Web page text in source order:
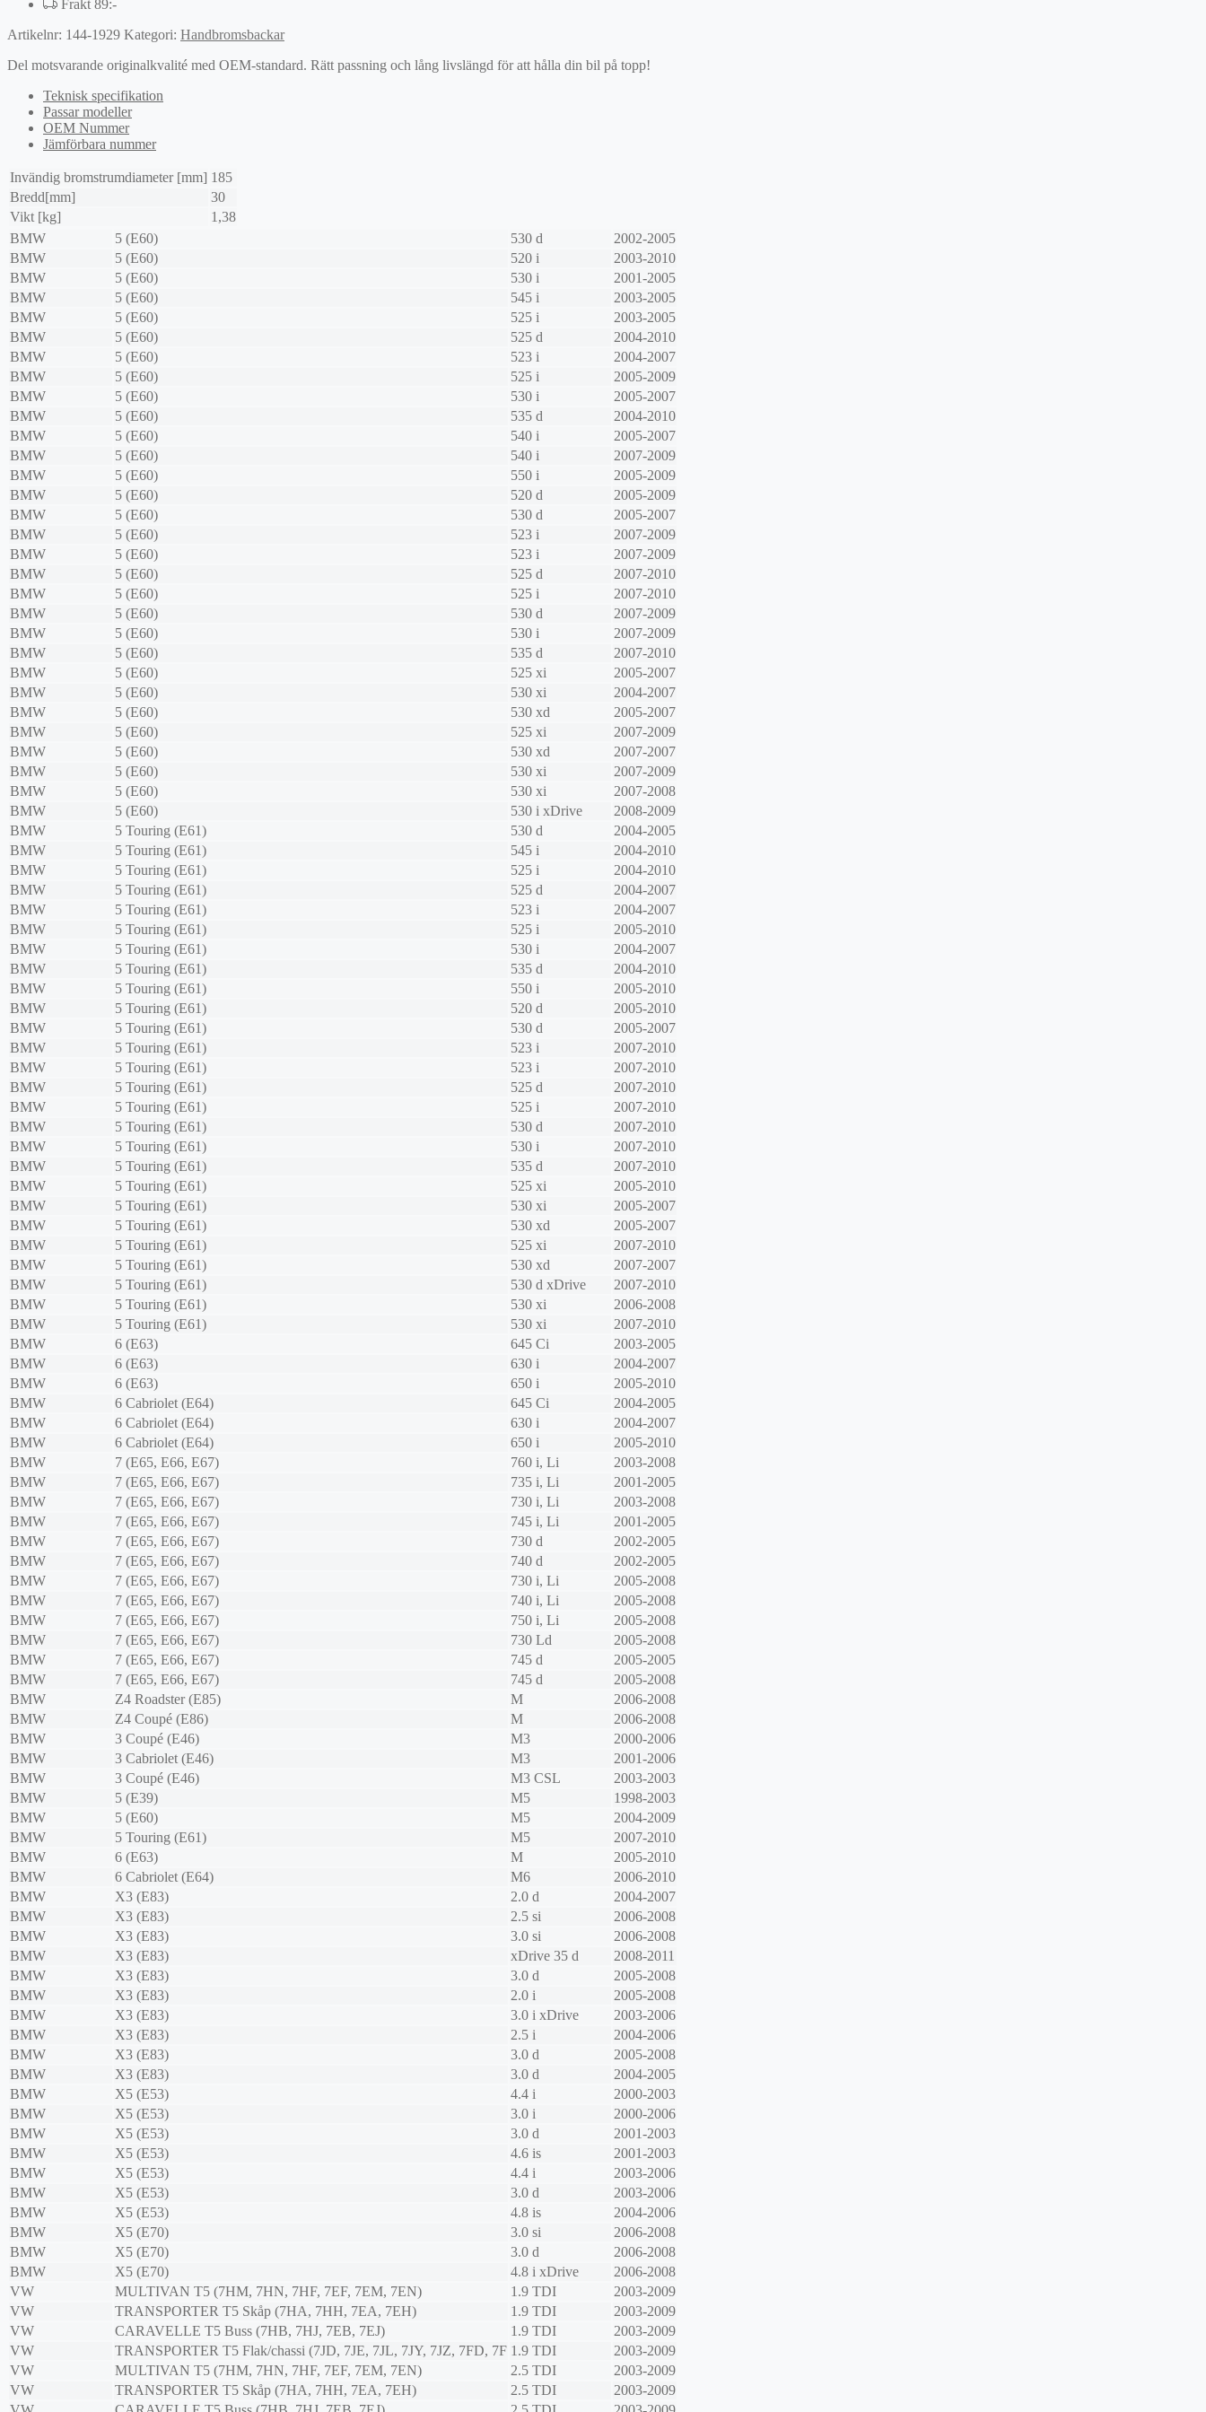
Frakt 89:-
Artikelnr: 144-1929 Kategori: Handbromsbackar
Del motsvarande originalkvalité med OEM-standard. Rätt passning och lång livslängd för att hålla din bil på topp!
Teknisk specifikation
Passar modeller
OEM Nummer
Jämförbara nummer
Invändig bromstrumdiameter [mm] 185
Bredd[mm]
30
Vikt [kg]
1,38
BMW
5 (E60) 530 d
2002-2005
BMW
5 (E60) 520 i
2003-2010
BMW
5 (E60) 530 i
2001-2005
BMW
5 (E60) 545 i
2003-2005
BMW
5 (E60) 525 i
2003-2005
BMW
5 (E60) 525 d
2004-2010
BMW
5 (E60) 523 i
2004-2007
BMW
5 (E60) 525 i
2005-2009
BMW
5 (E60) 530 i
2005-2007
BMW
5 (E60) 535 d
2004-2010
BMW
5 (E60) 540 i
2005-2007
BMW
5 (E60) 540 i
2007-2009
BMW
5 (E60) 550 i
2005-2009
BMW
5 (E60) 520 d
2005-2009
BMW
5 (E60) 530 d
2005-2007
BMW
5 (E60) 523 i
2007-2009
BMW
5 (E60) 523 i
2007-2009
BMW
5 (E60) 525 d
2007-2010
BMW
5 (E60) 525 i
2007-2010
BMW
5 (E60) 530 d
2007-2009
BMW
5 (E60) 530 i
2007-2009
BMW
5 (E60) 535 d
2007-2010
BMW
5 (E60) 525 xi
2005-2007
BMW
5 (E60) 530 xi
2004-2007
BMW
5 (E60) 530 xd
2005-2007
BMW
5 (E60) 525 xi
2007-2009
BMW
5 (E60) 530 xd
2007-2007
BMW
5 (E60) 530 xi
2007-2009
BMW
5 (E60) 530 xi
2007-2008
BMW
5 (E60) 530 i xDrive
2008-2009
BMW
5 Touring (E61) 530 d
2004-2005
BMW
5 Touring (E61) 545 i
2004-2010
BMW
5 Touring (E61) 525 i
2004-2010
BMW
5 Touring (E61) 525 d
2004-2007
BMW
5 Touring (E61) 523 i
2004-2007
BMW
5 Touring (E61) 525 i
2005-2010
BMW
5 Touring (E61) 530 i
2004-2007
BMW
5 Touring (E61) 535 d
2004-2010
BMW
5 Touring (E61) 550 i
2005-2010
BMW
5 Touring (E61) 520 d
2005-2010
BMW
5 Touring (E61) 530 d
2005-2007
BMW
5 Touring (E61) 523 i
2007-2010
BMW
5 Touring (E61) 523 i
2007-2010
BMW
5 Touring (E61) 525 d
2007-2010
BMW
5 Touring (E61) 525 i
2007-2010
BMW
5 Touring (E61) 530 d
2007-2010
BMW
5 Touring (E61) 530 i
2007-2010
BMW
5 Touring (E61) 535 d
2007-2010
BMW
5 Touring (E61) 525 xi
2005-2010
BMW
5 Touring (E61) 530 xi
2005-2007
BMW
5 Touring (E61) 530 xd
2005-2007
BMW
5 Touring (E61) 525 xi
2007-2010
BMW
5 Touring (E61) 530 xd
2007-2007
BMW
5 Touring (E61) 530 d xDrive
2007-2010
BMW
5 Touring (E61) 530 xi
2006-2008
BMW
5 Touring (E61) 530 xi
2007-2010
BMW
6 (E63) 645 Ci
2003-2005
BMW
6 (E63) 630 i
2004-2007
BMW
6 (E63) 650 i
2005-2010
BMW
6 Cabriolet (E64) 645 Ci
2004-2005
BMW
6 Cabriolet (E64) 630 i
2004-2007
BMW
6 Cabriolet (E64) 650 i
2005-2010
BMW
7 (E65, E66, E67) 760 i, Li
2003-2008
BMW
7 (E65, E66, E67) 735 i, Li
2001-2005
BMW
7 (E65, E66, E67) 730 i, Li
2003-2008
BMW
7 (E65, E66, E67) 745 i, Li
2001-2005
BMW
7 (E65, E66, E67) 730 d
2002-2005
BMW
7 (E65, E66, E67) 740 d
2002-2005
BMW
7 (E65, E66, E67) 730 i, Li
2005-2008
BMW
7 (E65, E66, E67) 740 i, Li
2005-2008
BMW
7 (E65, E66, E67) 750 i, Li
2005-2008
BMW
7 (E65, E66, E67) 730 Ld
2005-2008
BMW
7 (E65, E66, E67) 745 d
2005-2005
BMW
7 (E65, E66, E67) 745 d
2005-2008
BMW
Z4 Roadster (E85) M
2006-2008
BMW
Z4 Coupé (E86) M
2006-2008
BMW
3 Coupé (E46) M3
2000-2006
BMW
3 Cabriolet (E46) M3
2001-2006
BMW
3 Coupé (E46) M3 CSL
2003-2003
BMW
5 (E39) M5
1998-2003
BMW
5 (E60) M5
2004-2009
BMW
5 Touring (E61) M5
2007-2010
BMW
6 (E63) M
2005-2010
BMW
6 Cabriolet (E64) M6
2006-2010
BMW
X3 (E83) 2.0 d
2004-2007
BMW
X3 (E83) 2.5 si
2006-2008
BMW
X3 (E83) 3.0 si
2006-2008
BMW
X3 (E83) xDrive 35 d
2008-2011
BMW
X3 (E83) 3.0 d
2005-2008
BMW
X3 (E83) 2.0 i
2005-2008
BMW
X3 (E83) 3.0 i xDrive
2003-2006
BMW
X3 (E83) 2.5 i
2004-2006
BMW
X3 (E83) 3.0 d
2005-2008
BMW
X3 (E83) 3.0 d
2004-2005
BMW
X5 (E53) 4.4 i
2000-2003
BMW
X5 (E53) 3.0 i
2000-2006
BMW
X5 (E53) 3.0 d
2001-2003
BMW
X5 (E53) 4.6 is
2001-2003
BMW
X5 (E53) 4.4 i
2003-2006
BMW
X5 (E53) 3.0 d
2003-2006
BMW
X5 (E53) 4.8 is
2004-2006
BMW
X5 (E70) 3.0 si
2006-2008
BMW
X5 (E70) 3.0 d
2006-2008
BMW
X5 (E70) 4.8 i xDrive
2006-2008
VW
MULTIVAN T5 (7HM, 7HN, 7HF, 7EF, 7EM, 7EN) 1.9 TDI
2003-2009
VW
TRANSPORTER T5 Skåp (7HA, 7HH, 7EA, 7EH) 1.9 TDI
2003-2009
VW
CARAVELLE T5 Buss (7HB, 7HJ, 7EB, 7EJ) 1.9 TDI
2003-2009
VW
TRANSPORTER T5 Flak/chassi (7JD, 7JE, 7JL, 7JY, 7JZ, 7FD, 7F 1.9 TDI
2003-2009
VW
MULTIVAN T5 (7HM, 7HN, 7HF, 7EF, 7EM, 7EN) 2.5 TDI
2003-2009
VW
TRANSPORTER T5 Skåp (7HA, 7HH, 7EA, 7EH) 2.5 TDI
2003-2009